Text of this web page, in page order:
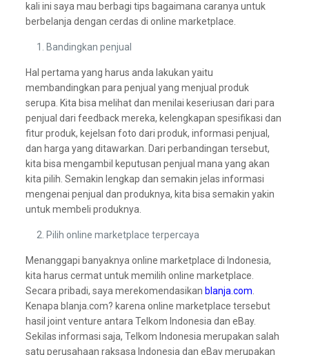
kali ini saya mau berbagi tips bagaimana caranya untuk
berbelanja dengan cerdas di online marketplace.
Bandingkan penjual
Hal pertama yang harus anda lakukan yaitu
membandingkan para penjual yang menjual produk
serupa. Kita bisa melihat dan menilai keseriusan dari para
penjual dari feedback mereka, kelengkapan spesifikasi dan
fitur produk, kejelsan foto dari produk, informasi penjual,
dan harga yang ditawarkan. Dari perbandingan tersebut,
kita bisa mengambil keputusan penjual mana yang akan
kita pilih. Semakin lengkap dan semakin jelas informasi
mengenai penjual dan produknya, kita bisa semakin yakin
untuk membeli produknya.
Pilih online marketplace terpercaya
Menanggapi banyaknya online marketplace di Indonesia,
kita harus cermat untuk memilih online marketplace.
Secara pribadi, saya merekomendasikan blanja.com.
Kenapa blanja.com? karena online marketplace tersebut
hasil joint venture antara Telkom Indonesia dan eBay.
Sekilas informasi saja, Telkom Indonesia merupakan salah
satu perusahaan raksasa Indonesia dan eBay merupakan